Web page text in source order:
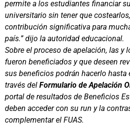
permite a los estudiantes financiar
universitario sin tener que
contribución significativa para
país.” dijo la autoridad educacional.
Sobre el proceso de apelación, las y
fueron beneficiados y que deseen
sus beneficios podrán hacerlo hasta
través del Formulario de Apelación
portal de resultados de Beneficios
deben acceder con su run y la
complementar el FUAS.